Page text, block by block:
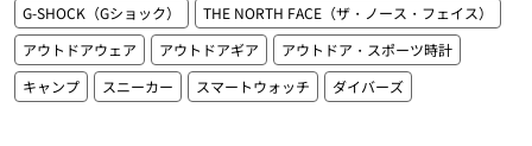
G-SHOCK（Gショック）
THE NORTH FACE（ザ・ノース・フェイス）
アウトドアウェア
アウトドアギア
アウトドア・スポーツ時計
キャンプ
スニーカー スマートウォッチ ダイバーズ